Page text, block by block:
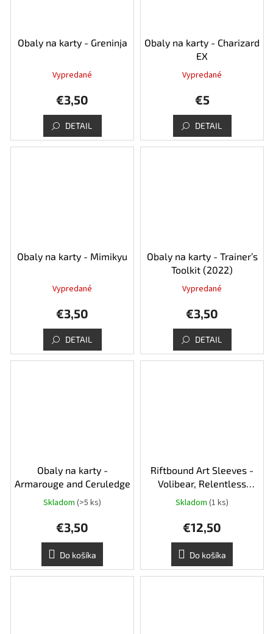
Obaly na karty - Greninja
Vypredané
€3,50
DETAIL
Obaly na karty - Charizard
EX
Vypredané
€5
DETAIL
Obaly na karty - Mimikyu
Vypredané
€3,50
DETAIL
Obaly na karty - Trainer’s
Toolkit (2022)
Vypredané
€3,50
DETAIL
Obaly na karty -
Armarouge and Ceruledge
Skladom (>5 ks)
€3,50
Do košíka
Riftbound Art Sleeves -
Volibear, Relentless
Storm
Skladom (1 ks)
€12,50
Do košíka